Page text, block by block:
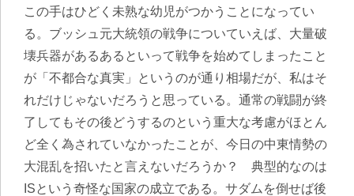
この手はひどく未熟な幼児がつかうことになってい
る。ブッシュ元大統領の戦争についていえば、大量破
壊兵器があるあるといって戦争を始めてしまったこと
が「不都合な真実」というのが通り相場だが、私はそ
れだけじゃないだろうと思っている。通常の戦闘が終
了してもその後どうするのという重大な考慮がほとん
ど全く為されていなかったことが、今日の中東情勢の
大混乱を招いたと言えないだろうか？ 典型的なのは
ISという奇怪な国家の成立である。サダムを倒せば後